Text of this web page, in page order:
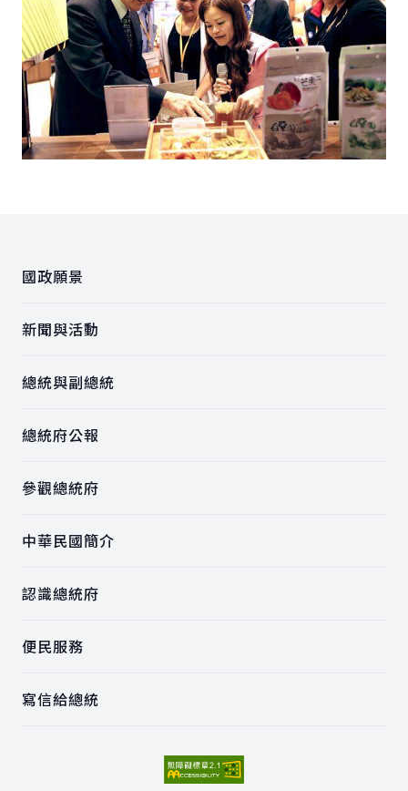
國政願景
新聞與活動
總統與副總統
總統府公報
參觀總統府
中華民國簡介
認識總統府
便民服務
寫信給總統